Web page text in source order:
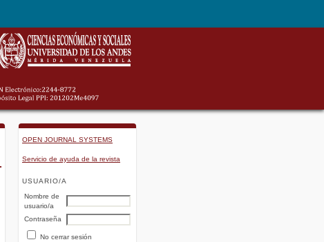
OPEN JOURNAL SYSTEMS
Servicio de ayuda de la revista
USUARIO/A
Nombre de
usuario/a
Contraseña
No cerrar sesión